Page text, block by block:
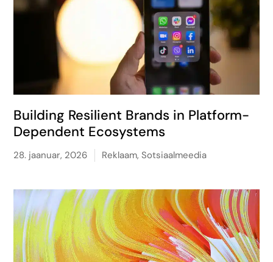
Building Resilient Brands in Platform-
Dependent Ecosystems
28. jaanuar, 2026 Reklaam,Sotsiaalmeedia